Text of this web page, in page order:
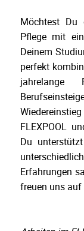
Möchtest Du
Pflege mit
Deinem
perfekt
jahrelange
FLEXPOOL
Du
Erfahrungen
freuen uns auf